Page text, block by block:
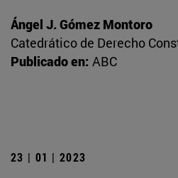
Ángel J. Gómez Montoro
Catedrático de Derecho
Publicado en: ABC
23 | 01 | 2023